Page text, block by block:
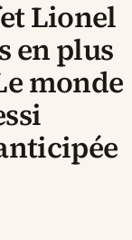
Lionel
en plus
monde